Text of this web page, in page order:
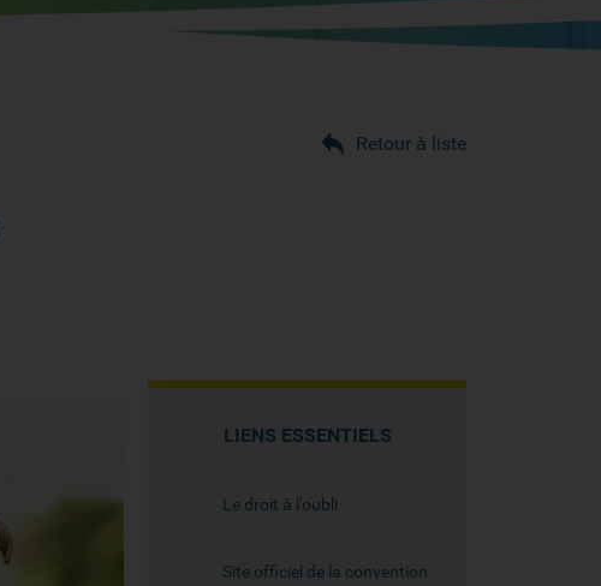
Retour à liste
LIENS ESSENTIELS
Le droit à l'oubli
Site officiel de la convention